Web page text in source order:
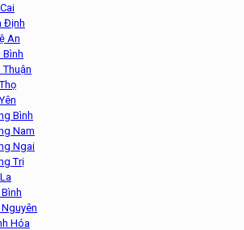
Định
An
Bình
Thuận
Bình
Nam
Ngai
Trị
Hóa